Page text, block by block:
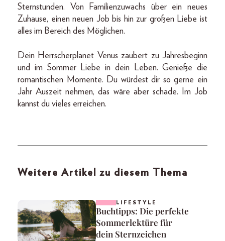
Sternstunden. Von Familienzuwachs über ein neues
Zuhause, einen neuen Job bis hin zur großen Liebe ist
alles im Bereich des Möglichen.
Dein Herrscherplanet Venus zaubert zu Jahresbeginn
und im Sommer Liebe in dein Leben. Genieße die
romantischen Momente. Du würdest dir so gerne ein
Jahr Auszeit nehmen, das wäre aber schade. Im Job
kannst du vieles erreichen.
Weitere Artikel zu diesem Thema
LIFESTYLE
Buchtipps: Die perfekte
Sommerlektüre für
dein Sternzeichen